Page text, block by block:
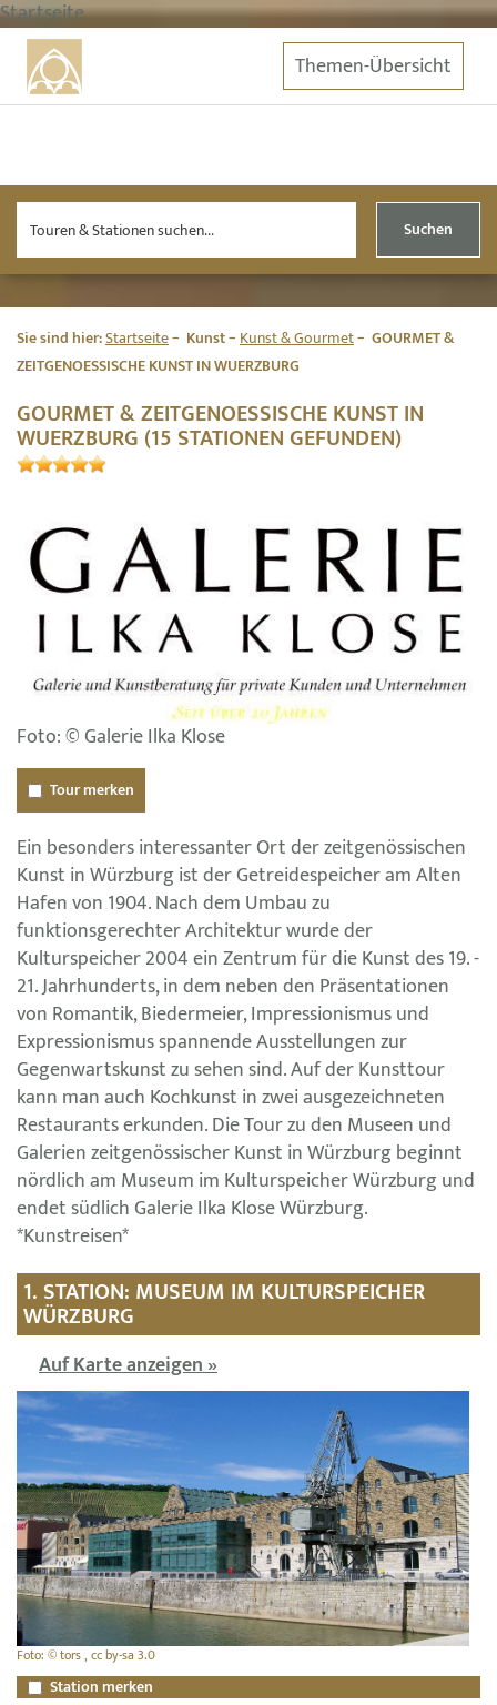
Startseite
Themen-Übersicht
Suchen
Sie sind hier:Startseite Kunst Kunst & Gourmet
GOURMET &
ZEITGENOESSISCHE KUNST IN WUERZBURG
GOURMET & ZEITGENOESSISCHE KUNST IN
WUERZBURG (15 STATIONEN GEFUNDEN)
Foto: © Galerie Ilka Klose
Tour merken
Ein besonders interessanter Ort der zeitgenössischen
Kunst in Würzburg ist der Getreidespeicher am Alten
Hafen von 1904. Nach dem Umbau zu
funktionsgerechter Architektur wurde der
Kulturspeicher 2004 ein Zentrum für die Kunst des 19. -
21. Jahrhunderts, in dem neben den Präsentationen
von Romantik, Biedermeier, Impressionismus und
Expressionismus spannende Ausstellungen zur
Gegenwartskunst zu sehen sind. Auf der Kunsttour
kann man auch Kochkunst in zwei ausgezeichneten
Restaurants erkunden. Die Tour zu den Museen und
Galerien zeitgenössischer Kunst in Würzburg beginnt
nördlich am Museum im Kulturspeicher Würzburg und
endet südlich Galerie Ilka Klose Würzburg.
*Kunstreisen*
1. STATION: MUSEUM IM KULTURSPEICHER
WÜRZBURG
Auf Karte anzeigen »
Foto: © tors , cc by-sa 3.0
Station merken